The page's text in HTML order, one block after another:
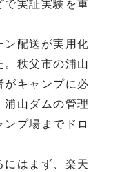
で実証実験を重
配送が実用化
。秩父市の浦山
がキャンプに必
山ダムの管理
プ場までドロ
はまず、楽天